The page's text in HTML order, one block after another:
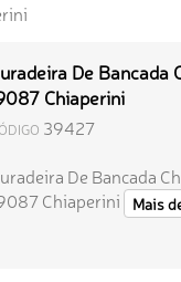
De Bancada
Chiaperini
39427
De Bancada
Chiaperini
Mais